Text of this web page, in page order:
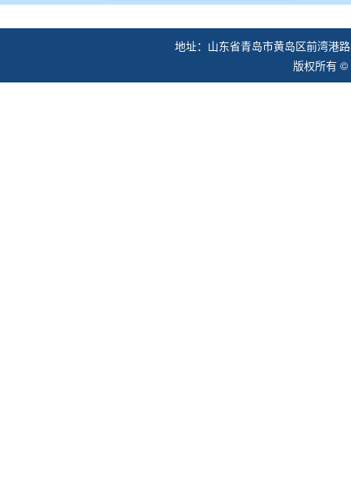
地址：山东省青岛市黄岛区前湾
版权所有 ©